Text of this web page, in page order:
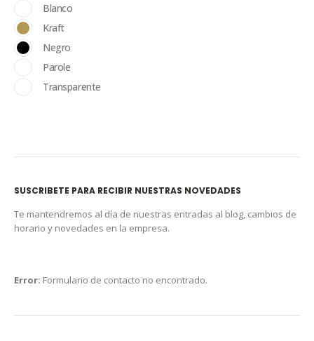
Blanco
Kraft
Negro
Parole
Transparente
SUSCRIBETE PARA RECIBIR NUESTRAS NOVEDADES
Te mantendremos al día de nuestras entradas al blog, cambios de
horario y novedades en la empresa.
Error: Formulario de contacto no encontrado.